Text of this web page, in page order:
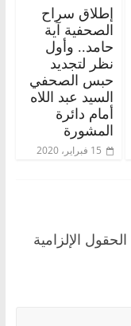
إطلاق سراح
الصحفية آية
حامد.. وأول
نظر لتجديد
حبس الصحفي
السيد عبد اللاه
أمام دائرة
المشورة
15 فبراير، 2020
الحقول الإلزامية